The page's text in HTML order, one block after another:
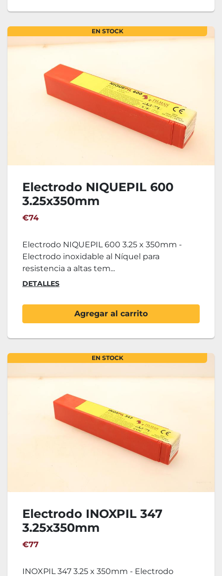
EN STOCK
Electrodo NIQUEPIL 600
3.25x350mm
€74
Electrodo NIQUEPIL 600 3.25 x 350mm -
Electrodo inoxidable al Níquel para
resistencia a altas tem...
DETALLES
Agregar al carrito
EN STOCK
Electrodo INOXPIL 347
3.25x350mm
€77
INOXPIL 347 3.25 x 350mm - Electrodo